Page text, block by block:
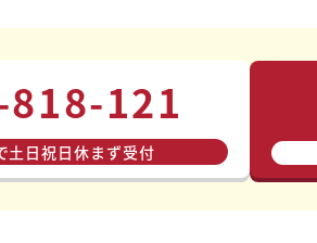
121
⼟⽇祝⽇休まず受付